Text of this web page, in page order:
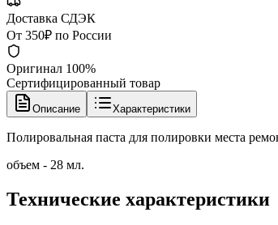
Доставка СДЭК
От 350₽ по России
Оригинал 100%
Сертифицированный товар
Описание Характеристики
Полировальная паста для полировки места
объем - 28 мл.
Технические характеристики